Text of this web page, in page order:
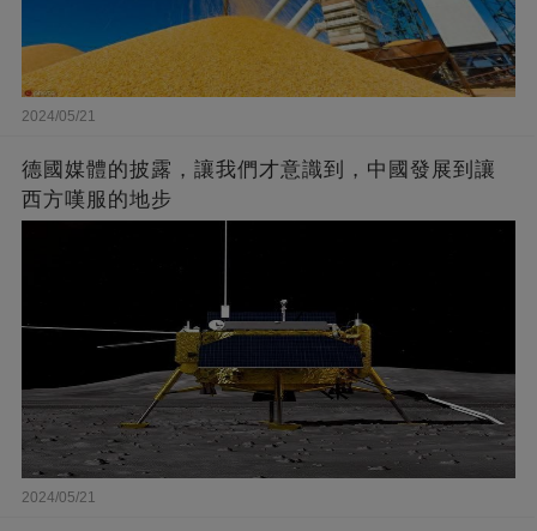
2024/05/21
德國媒體的披露，讓我們才意識到，中國發展到讓
西方嘆服的地步
2024/05/21